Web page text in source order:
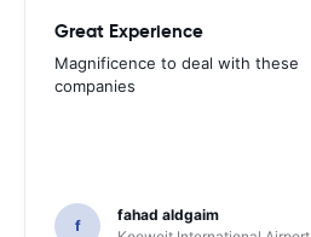
Great Experience
Magnificence to deal with these
companies
f
fahad aldgaim